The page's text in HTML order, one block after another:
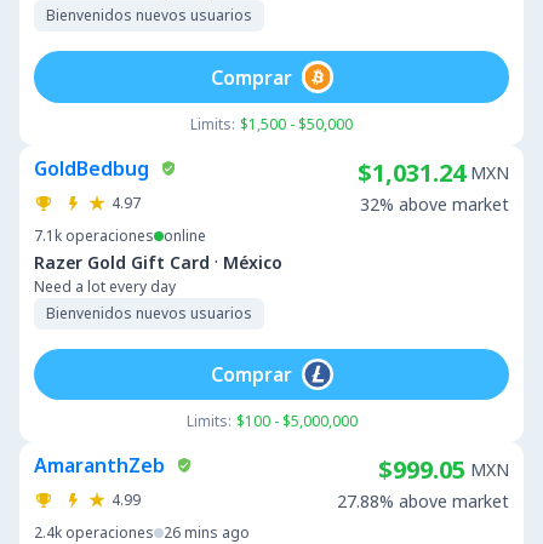
Bienvenidos nuevos usuarios
Limits: $1,500 - $50,000
Comprar
GoldBedbug
4.97
7.1k operaciones online
Razer Gold Gift Card · México
Need a lot every day
Bienvenidos nuevos usuarios
$1,031.24 MXN
32% above market
Limits: $100 - $5,000,000
Comprar
AmaranthZeb
4.99
2.4k operaciones 26 mins ago
$999.05 MXN
27.88% above market